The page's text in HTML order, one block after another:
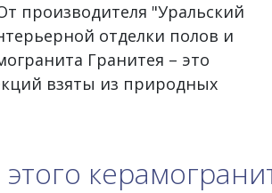
производителя "Уральский
отделки полов и
Гранитея – это
взяты из природных